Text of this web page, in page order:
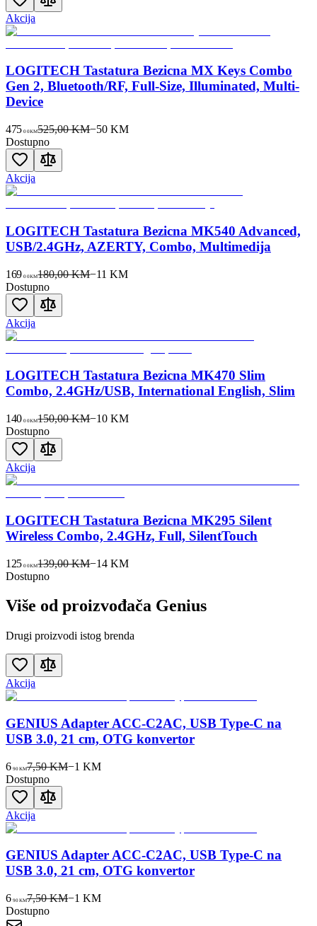
Akcija
LOGITECH Tastatura Bezicna MX Keys Combo
Gen 2, Bluetooth/RF, Full-Size, Illuminated, Multi-
Device
475 00KM525,00 KM−50 KM
Dostupno
Akcija
LOGITECH Tastatura Bezicna MK540 Advanced,
USB/2.4GHz, AZERTY, Combo, Multimedija
169 00KM180,00 KM−11 KM
Dostupno
Akcija
LOGITECH Tastatura Bezicna MK470 Slim
Combo, 2.4GHz/USB, International English, Slim
140 00KM150,00 KM−10 KM
Dostupno
Akcija
LOGITECH Tastatura Bezicna MK295 Silent
Wireless Combo, 2.4GHz, Full, SilentTouch
125 00KM139,00 KM−14 KM
Dostupno
Više od proizvođača Genius
Drugi proizvodi istog brenda
Akcija
GENIUS Adapter ACC-C2AC, USB Type-C na
USB 3.0, 21 cm, OTG konvertor
6 90KM7,50 KM−1 KM
Dostupno
Akcija
GENIUS Adapter ACC-C2AC, USB Type-C na
USB 3.0, 21 cm, OTG konvertor
6 90 KM7,50 KM−1 KM
Dostupno